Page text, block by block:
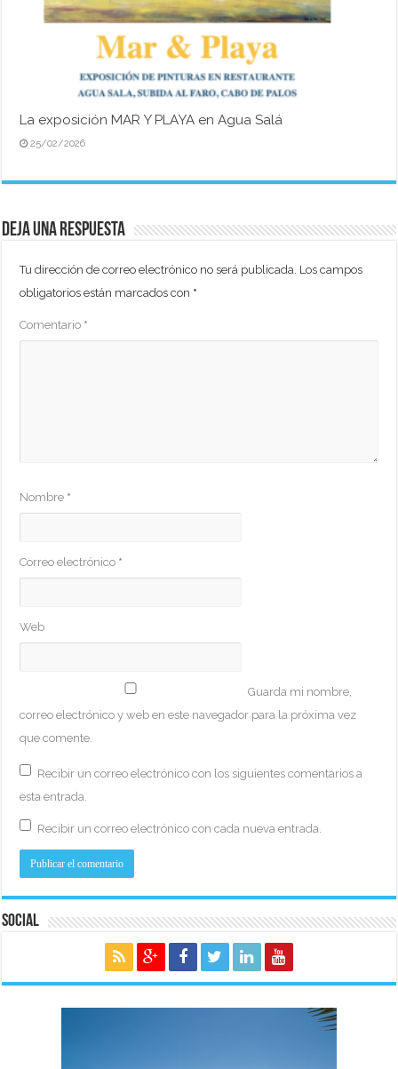
La exposición MAR Y PLAYA en Agua Salá
25/02/2026
Deja una respuesta
Tu dirección de correo electrónico no será publicada. Los campos
obligatorios están marcados con *
Comentario *
Nombre *
Correo electrónico *
Web
Guarda mi nombre,
correo electrónico y web en este navegador para la próxima vez
que comente.
Recibir un correo electrónico con los siguientes comentarios a
esta entrada.
Recibir un correo electrónico con cada nueva entrada.
Social